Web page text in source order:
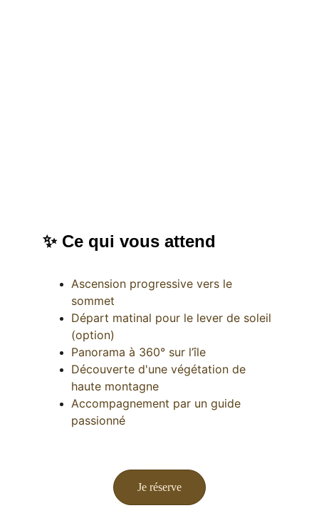
Je réserve
✨ Ce qui vous attend
Ascension progressive vers le
sommet
Départ matinal pour le lever de soleil
(option)
Panorama à 360° sur l’île
Découverte d'une végétation de
haute montagne
Accompagnement par un guide
passionné